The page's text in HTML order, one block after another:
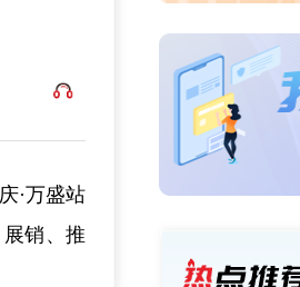
·万盛站
销、推